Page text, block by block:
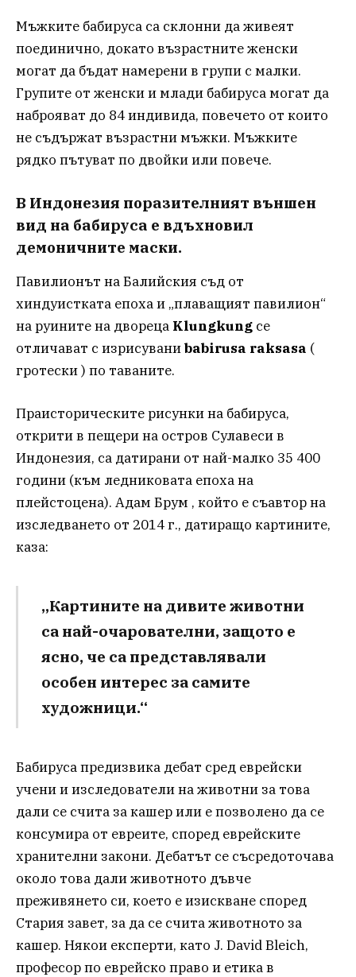
Мъжките бабируса са склонни да живеят
поединично, докато възрастните женски
могат да бъдат намерени в групи с малки.
Групите от женски и млади бабируса могат да
наброяват до 84 индивида, повечето от които
не съдържат възрастни мъжки. Мъжките
рядко пътуват по двойки или повече.
В Индонезия поразителният външен
вид на бабируса е вдъхновил
демоничните маски.
Павилионът на Балийския съд от
хиндуистката епоха и „плаващият павилион“
на руините на двореца Klungkung се
отличават с изрисуваниbabirusa raksasa (
гротески ) по таваните.
Праисторическите рисунки на бабируса,
открити в пещери на остров Сулавеси в
Индонезия, са датирани от най-малко 35 400
години (към ледниковата епоха на
плейстоцена). Адам Брум , който е съавтор на
изследването от 2014 г., датиращо картините,
каза:
„Картините на дивите животни
са най-очарователни, защото е
ясно, че са представлявали
особен интерес за самите
художници.“
Бабируса предизвика дебат сред еврейски
учени и изследователи на животни за това
дали се счита за кaшер или е позволено да се
консумира от евреите, според еврейските
хранителни закони. Дебатът се съсредоточава
около това дали животното дъвче
преживянето си, което е изискване според
Стария завет, за да се счита животното за
кaшер. Някои експерти, като J. David Bleich,
професор по еврейско право и етика в